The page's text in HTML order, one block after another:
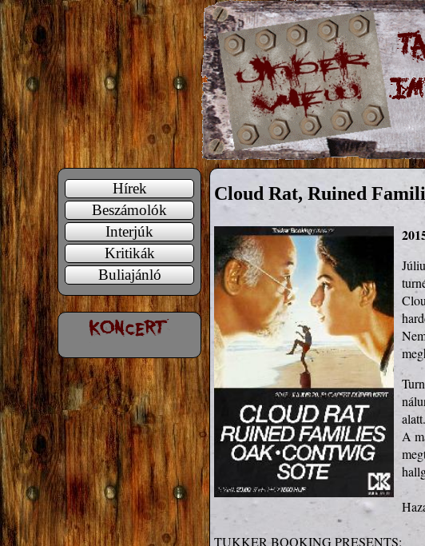
Hírek
Beszámolók
Interjúk
Kritikák
Buliajánló
Cloud Rat, Ruined
A
TUKKER BOOKING PRESENTS: